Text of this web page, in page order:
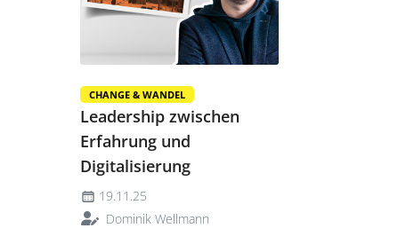
CHANGE & WANDEL
Leadership zwischen
Erfahrung und
Digitalisierung
19.11.25
Dominik Wellmann